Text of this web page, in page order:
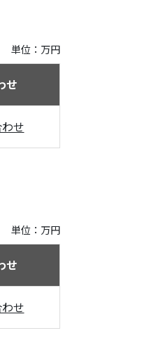
単位：万円
せ
せ
単位：万円
せ
せ